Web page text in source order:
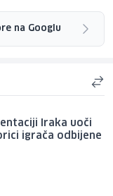
na Googlu
Iraka uoči
igrača odbijene